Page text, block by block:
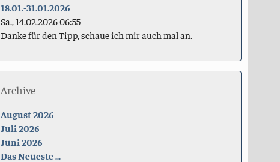
18.01.-31.01.2026
Sa., 14.02.2026 06:55
Danke für den Tipp, schaue ich mir auch mal an.
Archive
August 2026
Juli 2026
Juni 2026
Das Neueste ...